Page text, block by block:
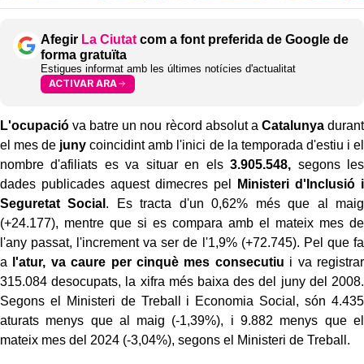
Afegir La Ciutat com a font preferida de Google de
forma gratuïta
Estigues informat amb les últimes notícies d'actualitat
ACTIVAR ARA
L'ocupació va batre un nou rècord absolut a Catalunyadurant
el mes de juny coincidint amb l'inici de la temporada d'estiu i el
nombre d'afiliats es va situar en els3.905.548, segons les
dades publicades aquest dimecres pel
Ministeri d'Inclusió i
Seguretat Social . Es tracta d'un 0,62% més que al maig
(+24.177), mentre que si es compara amb el mateix mes de
l'any passat, l'increment va ser de l'1,9% (+72.745). Pel que fa
a
l'atur, va caure per cinquè mes consecutiu i va registrar
315.084 desocupats, la xifra més baixa des del juny del 2008.
Segons el Ministeri de Treball i Economia Social, són 4.435
aturats menys que al maig (-1,39%), i 9.882 menys que el
mateix mes del 2024 (-3,04%), segons el Ministeri de Treball.